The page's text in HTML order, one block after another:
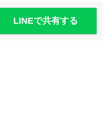
LINEで共有する